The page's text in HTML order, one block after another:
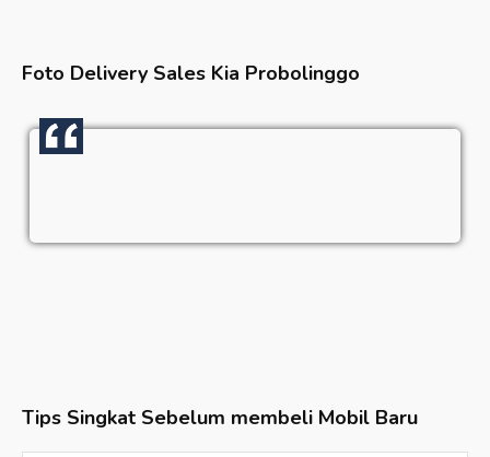
Foto Delivery Sales Kia Probolinggo
Tips Singkat Sebelum membeli Mobil Baru